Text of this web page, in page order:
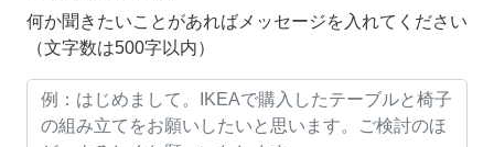
何か聞きたいことがあればメッセージを入れてください
（文字数は500字以内）